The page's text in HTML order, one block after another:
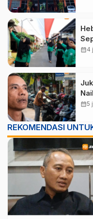
calendar_month4
calendar_month5
REKOMENDASI